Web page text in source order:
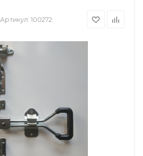
Артикул: 100272